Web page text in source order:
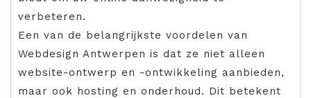
verbeteren.
Een van de belangrijkste voordelen van
Webdesign Antwerpen is dat ze niet alleen
website-ontwerp en -ontwikkeling aanbieden,
maar ook hosting en onderhoud. Dit betekent